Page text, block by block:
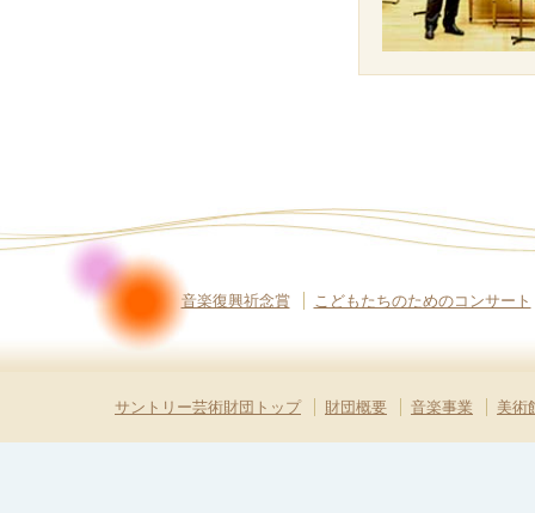
音楽復興祈念賞 こどもたちのためのコンサート
サントリー芸術財団トップ 財団概要 音楽事業 美術